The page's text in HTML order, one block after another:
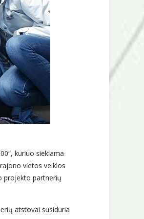
kuriuo siekiama
vietos veiklos
projekto partnerių
atstovai susiduria